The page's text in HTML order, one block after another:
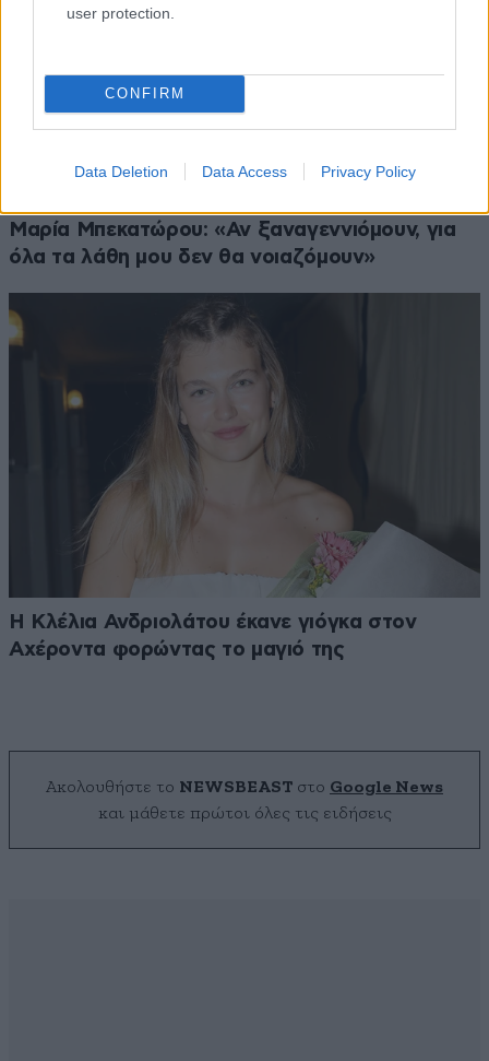
user protection.
CONFIRM
Data Deletion Data Access Privacy Policy
Μαρία Μπεκατώρου: «Αν ξαναγεννιόμουν, για
όλα τα λάθη μου δεν θα νοιαζόμουν»
Η Κλέλια Ανδριολάτου έκανε γιόγκα στον
Αχέροντα φορώντας το μαγιό της
Ακολουθήστε το NEWSBEAST στο Google News
και μάθετε πρώτοι όλες τις ειδήσεις